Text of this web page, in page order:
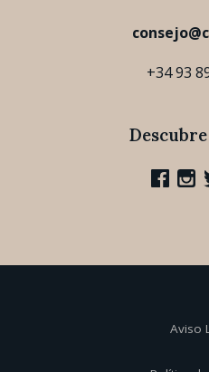
+34 93
Aviso